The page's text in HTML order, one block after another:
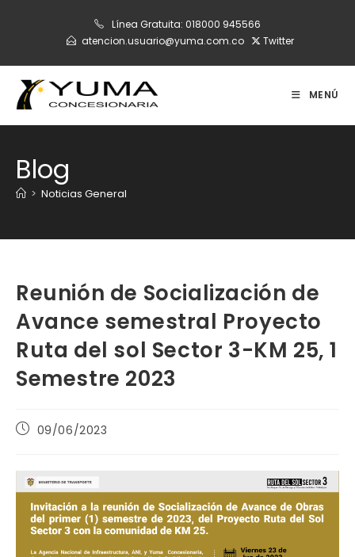
Línea Gratuita: 018000 945566
atencion.usuario@yuma.com.co
Twitter
MENÚ
Blog
> Noticias General
Reunión de Socialización de
Avance semestral Proyecto
Ruta del sol Sector 3-KM 25, 1
Semestre 2023
Publicación
entrada:
09/06/2023